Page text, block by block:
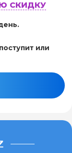
СКИДКУ
или